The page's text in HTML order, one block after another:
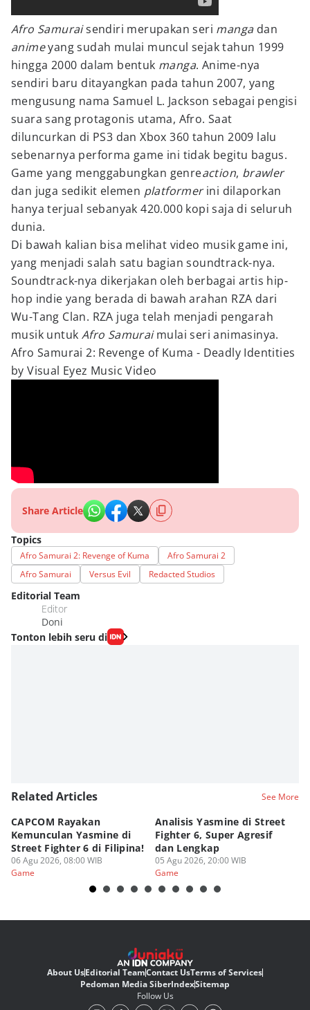
Afro Samuraisendiri merupakan seri mangadan
animeyang sudah mulai muncul sejak tahun 1999
hingga 2000 dalam bentuk manga. Anime-nya
sendiri baru ditayangkan pada tahun 2007, yang
mengusung nama Samuel L. Jackson sebagai pengisi
suara sang protagonis utama, Afro. Saat
diluncurkan di PS3 dan Xbox 360 tahun 2009 lalu
sebenarnya performa game ini tidak begitu bagus.
Game yang menggabungkan genreaction, brawler
dan juga sedikit elemen platformerini dilaporkan
hanya terjual sebanyak 420.000 kopi saja di seluruh
dunia.
Di bawah kalian bisa melihat video musik game ini,
yang menjadi salah satu bagian soundtrack-nya.
Soundtrack-nya dikerjakan oleh berbagai artis hip-
hop indie yang berada di bawah arahan RZA dari
Wu-Tang Clan. RZA juga telah menjadi pengarah
musik untuk Afro Samuraimulai seri animasinya.
Afro Samurai 2: Revenge of Kuma - Deadly Identities
by Visual Eyez Music Video
Share Article
Topics
Afro Samurai 2: Revenge of Kuma
Afro Samurai 2
Afro Samurai
Versus Evil Redacted Studios
Editorial Team
Editor
Doni
Tonton lebih seru di
Related Articles See More
CAPCOM Rayakan
Kemunculan Yasmine di
Street Fighter 6 di Filipina!
06 Agu 2026, 08:00 WIB
Game
Analisis Yasmine di Street
Fighter 6, Super Agresif
dan Lengkap
05 Agu 2026, 20:00 WIB
Game
About UsEditorial TeamContact UsTerms of Services
Pedoman Media SiberIndexSitemap
Follow Us